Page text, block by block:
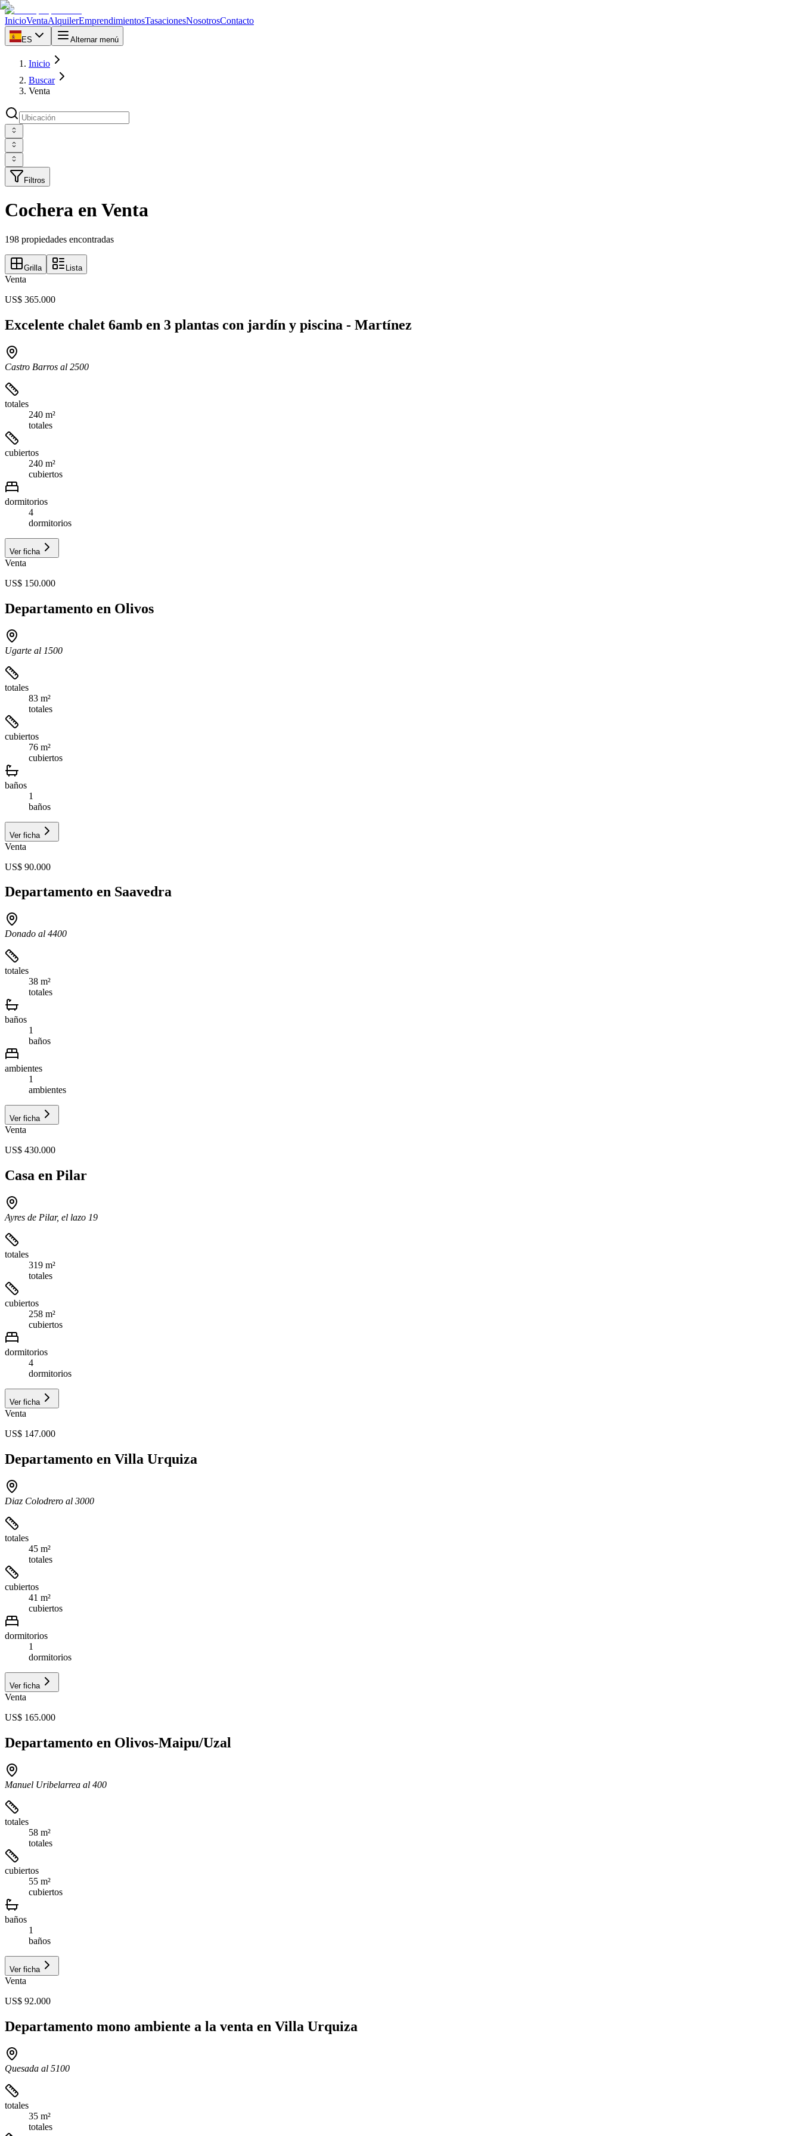
InicioVentaAlquilerEmprendimientosTasacionesNosotrosContacto
ES Alternar menú
Inicio
Buscar
Venta
Filtros
Cochera en Venta
198 propiedades encontradas
Grilla Lista
Venta
US$ 365.000
Excelente chalet 6amb en 3 plantas con jardín y piscina - Martínez
Castro Barros al 2500
totales
240 m²
totales
cubiertos
240 m²
cubiertos
dormitorios
4
dormitorios
Ver ficha
Venta
US$ 150.000
Departamento en Olivos
Ugarte al 1500
totales
83 m²
totales
cubiertos
76 m²
cubiertos
baños
1
baños
Ver ficha
Venta
US$ 90.000
Departamento en Saavedra
Donado al 4400
totales
38 m²
totales
baños
1
baños
ambientes
1
ambientes
Ver ficha
Venta
US$ 430.000
Casa en Pilar
Ayres de Pilar, el lazo 19
totales
319 m²
totales
cubiertos
258 m²
cubiertos
dormitorios
4
dormitorios
Ver ficha
Venta
US$ 147.000
Departamento en Villa Urquiza
Diaz Colodrero al 3000
totales
45 m²
totales
cubiertos
41 m²
cubiertos
dormitorios
1
dormitorios
Ver ficha
Venta
US$ 165.000
Departamento en Olivos-Maipu/Uzal
Manuel Uribelarrea al 400
totales
58 m²
totales
cubiertos
55 m²
cubiertos
baños
1
baños
Ver ficha
Venta
US$ 92.000
Departamento mono ambiente a la venta en Villa Urquiza
Quesada al 5100
totales
35 m²
totales